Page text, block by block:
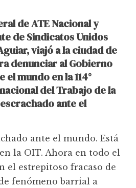
de ATE Nacional y
de Sindicatos Unidos
viajó a la ciudad de
denunciar al Gobierno
mundo en la 114°
del Trabajo de la
ante el
ante el mundo. Está
la OIT. Ahora en todo el
el estrepitoso fracaso de
fenómeno barrial a